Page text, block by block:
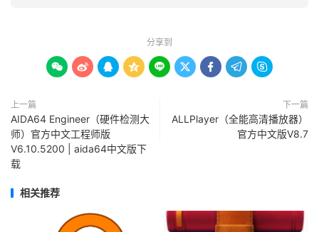
分享到
        
上一篇
AIDA64 Engineer（硬件检测大
师）官方中文工程师版
V6.10.5200 | aida64中文版下
载
下一篇
ALLPlayer（全能高清播放器）
官方中文版V8.7
相关推荐